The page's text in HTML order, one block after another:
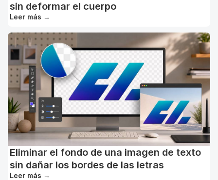
sin deformar el cuerpo
Leer más →
Eliminar el fondo de una imagen de texto
sin dañar los bordes de las letras
Leer más →